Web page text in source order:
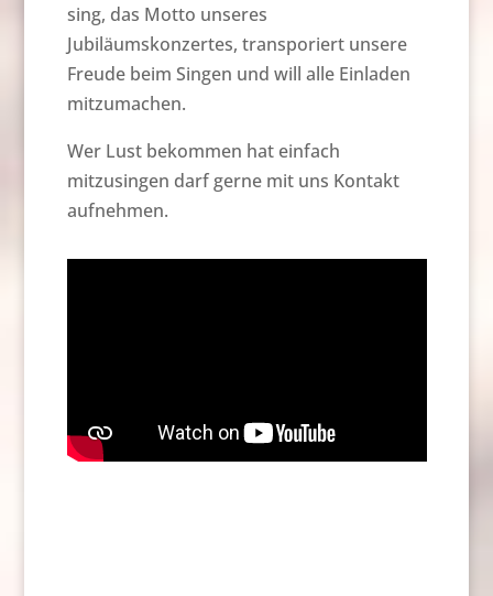
sing, das Motto unseres
Jubiläumskonzertes, transporiert unsere
Freude beim Singen und will alle Einladen
mitzumachen.
Wer Lust bekommen hat einfach
mitzusingen darf gerne mit uns Kontakt
aufnehmen.